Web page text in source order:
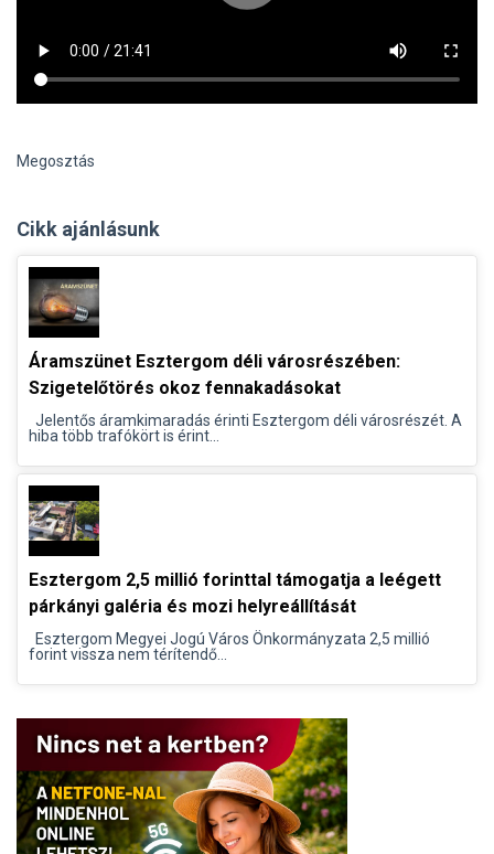
Megosztás
Cikk ajánlásunk
Áramszünet Esztergom déli városrészében:
Szigetelőtörés okoz fennakadásokat
Jelentős áramkimaradás érinti Esztergom déli városrészét. A
hiba több trafókört is érint...
Esztergom 2,5 millió forinttal támogatja a leégett
párkányi galéria és mozi helyreállítását
Esztergom Megyei Jogú Város Önkormányzata 2,5 millió
forint vissza nem térítendő...